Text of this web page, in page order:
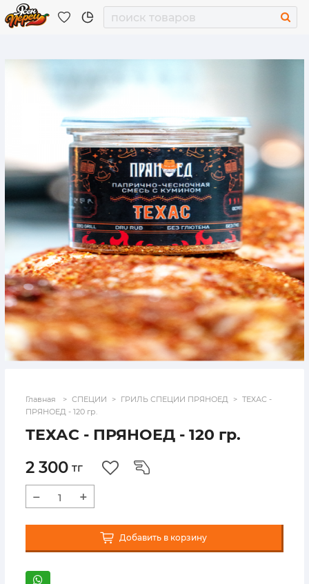
Главная СПЕЦИИ ГРИЛЬ СПЕЦИИ ПРЯНОЕД
ТЕХАС -
ПРЯНОЕД - 120 гр.
ТЕХАС - ПРЯНОЕД - 120 гр.
2 300 тг
− +
Добавить в корзину